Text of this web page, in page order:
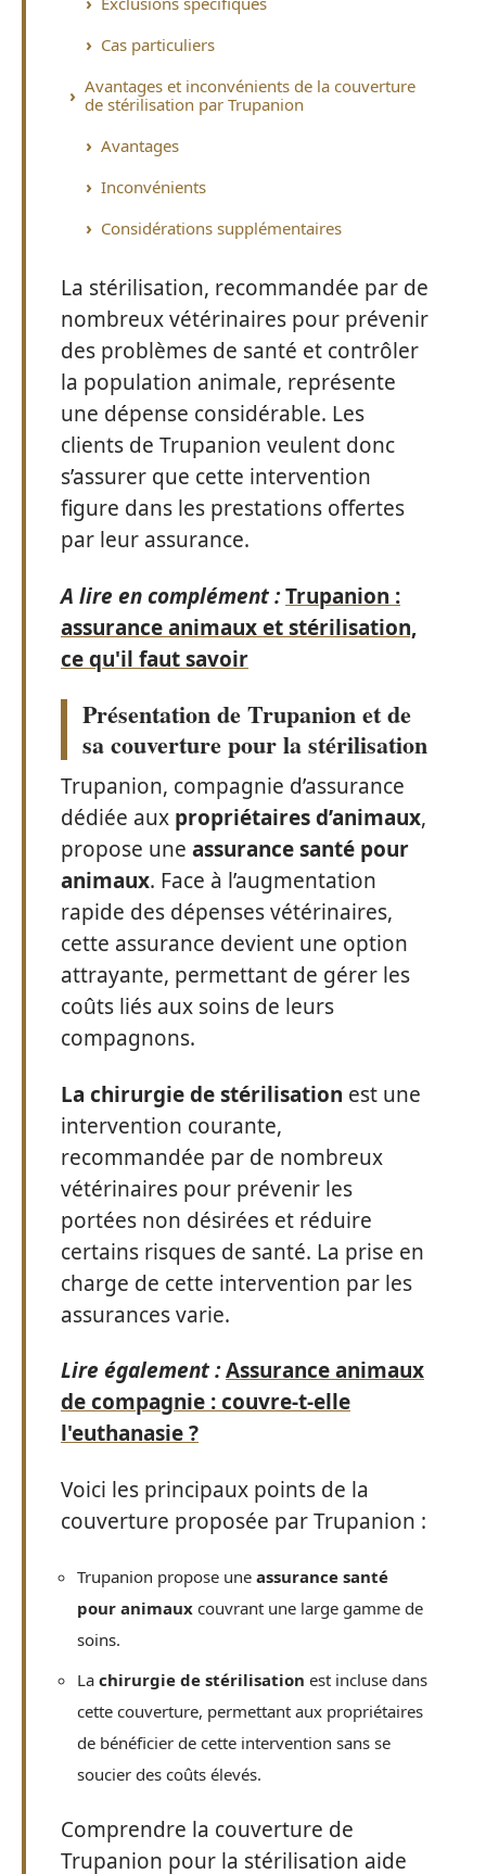
Cas particuliers
Avantages et inconvénients de la couverture
de stérilisation par Trupanion
Avantages
Inconvénients
Considérations supplémentaires
La stérilisation, recommandée par de
nombreux vétérinaires pour prévenir
des problèmes de santé et contrôler
la population animale, représente
une dépense considérable. Les
clients de Trupanion veulent donc
s’assurer que cette intervention
figure dans les prestations offertes
par leur assurance.
A lire en complément :Trupanion :
assurance animaux et stérilisation,
ce qu'il faut savoir
Présentation de Trupanion et de
sa couverture pour la stérilisation
Trupanion, compagnie d’assurance
dédiée aux propriétaires d’animaux,
propose une assurance santé pour
animaux. Face à l’augmentation
rapide des dépenses vétérinaires,
cette assurance devient une option
attrayante, permettant de gérer les
coûts liés aux soins de leurs
compagnons.
La chirurgie de stérilisation est une
intervention courante,
recommandée par de nombreux
vétérinaires pour prévenir les
portées non désirées et réduire
certains risques de santé. La prise en
charge de cette intervention par les
assurances varie.
Lire également :Assurance animaux
de compagnie : couvre-t-elle
l'euthanasie ?
Voici les principaux points de la
couverture proposée par Trupanion :
Trupanion propose une assurance santé
pour animaux couvrant une large gamme de
soins.
La chirurgie de stérilisation est incluse dans
cette couverture, permettant aux propriétaires
de bénéficier de cette intervention sans se
soucier des coûts élevés.
Comprendre la couverture de
Trupanion pour la stérilisation aide